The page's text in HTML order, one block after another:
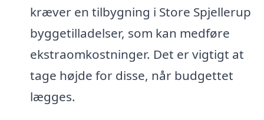
kræver en tilbygning i Store Spjellerup
byggetilladelser, som kan medføre
ekstraomkostninger. Det er vigtigt at
tage højde for disse, når budgettet
lægges.